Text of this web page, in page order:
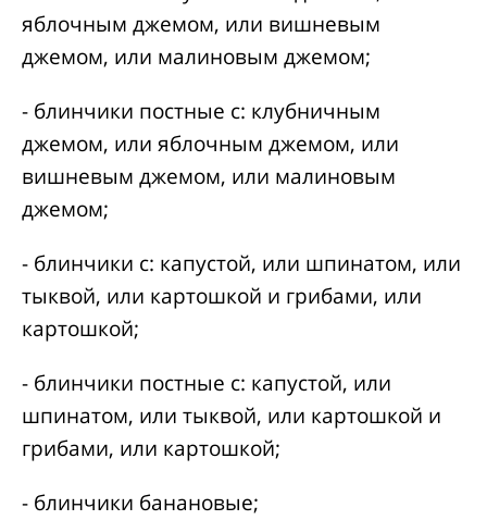
яблочным джемом, или вишневым
джемом, или малиновым джемом;
- блинчики постные с: клубничным
джемом, или яблочным джемом, или
вишневым джемом, или малиновым
джемом;
- блинчики с: капустой, или шпинатом, или
тыквой, или картошкой и грибами, или
картошкой;
- блинчики постные с: капустой, или
шпинатом, или тыквой, или картошкой и
грибами, или картошкой;
- блинчики банановые;